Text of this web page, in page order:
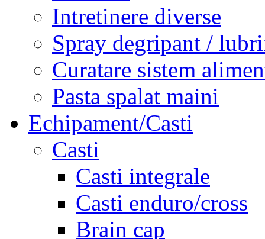
Intretinere diverse
Spray degripant /
Curatare sistem
Pasta spalat maini
Echipament/Casti
Casti
Casti integrale
Casti enduro/cross
Brain cap